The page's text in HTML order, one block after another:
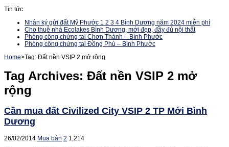
Tin tức
Nhận ký gửi đất Mỹ Phước 1 2 3 4 Bình Dương năm 2024 miễn phí
Cho thuê nhà Ecolakes Bình Dương, mới đẹp, đầy đủ nội thất
Phòng công chứng tại Chơn Thành – Bình Phước
Phòng công chứng tại Đồng Phú – Bình Phước
Home>Tag: Đất nền VSIP 2 mở rộng
Tag Archives: Đất nền VSIP 2 mở
rộng
Cần mua đất Civilized City VSIP 2 TP Mới Bình
Dương
26/02/2014 Mua bán 2 1,214